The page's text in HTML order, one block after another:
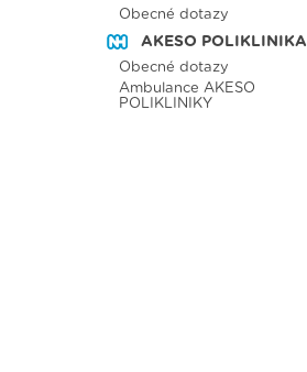
Obecné dotazy
AKESO POLIKLINIKA
Obecné dotazy
Ambulance AKESO
POLIKLINIKY